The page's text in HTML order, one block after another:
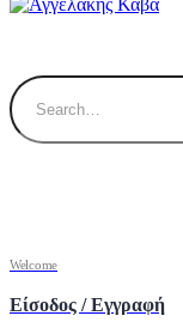
Welcome
Είσοδος / Εγγραφή